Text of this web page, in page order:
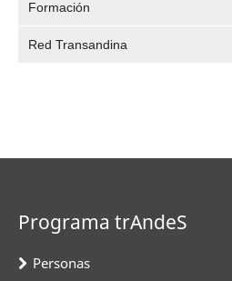
Formación
Red Transandina
Programa trAndeS
Personas